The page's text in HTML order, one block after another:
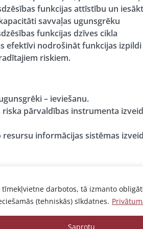
tīmekļvietne darbotos, tā izmanto
(tehniskās) sīkdatnes.
Saprotu
funkcijas attīstību un
savvaļas ugunsgrēku
funkcijas dzīves cikla
efektīvi nodrošināt funkcijas
riskiem.
– ieviešanu.
pārvaldības instrumenta
informācijas sistēmas